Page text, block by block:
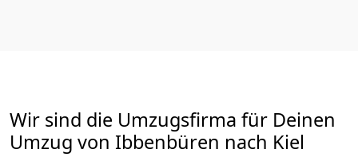
Wir sind die Umzugsfirma für Deinen
Umzug von Ibbenbüren nach Kiel